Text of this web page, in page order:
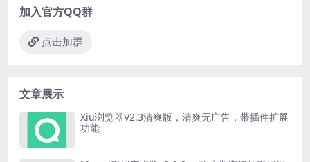
加入官方QQ群
点击加群
文章展示
Xiu浏览器V2.3清爽版，清爽无广告，带插件扩展
功能